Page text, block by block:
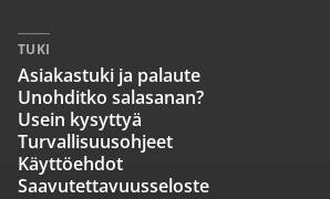
TUKI
Asiakastuki ja palaute
Unohditko salasanan?
Usein kysyttyä
Turvallisuusohjeet
Käyttöehdot
Saavutettavuusseloste